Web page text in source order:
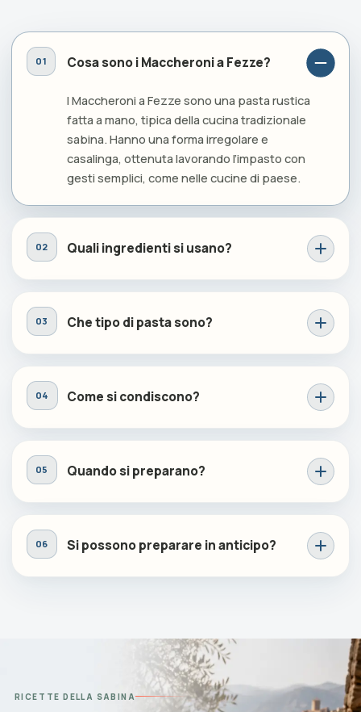
Cosa sono i Maccheroni a Fezze?
I Maccheroni a Fezze sono una pasta rustica
fatta a mano, tipica della cucina tradizionale
sabina. Hanno una forma irregolare e
casalinga, ottenuta lavorando l’impasto con
gesti semplici, come nelle cucine di paese.
Quali ingredienti si usano?
Che tipo di pasta sono?
Come si condiscono?
Quando si preparano?
Si possono preparare in anticipo?
RICETTE DELLA SABINA